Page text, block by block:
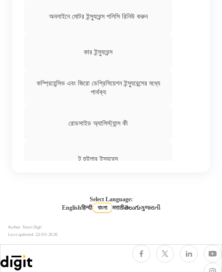
পুরনো বাইকের ইন্স্যুরেন্স
দৈনিক পরিবহন সুবিধা
থার্ড পার্টি বাইক ইন্স্যুরেন্স
অনলাইনে বাইক ইন্স্যুরেন্স রিনিউয়াল
মেয়াদোত্তীর্ণ বাইক ইন্স্যুরেন্স অনলাইনে রিনিউ করুন
অনলাইনে মোটর ইন্স্যুরেন্স পলিসি রিনিউ করুন
কার ইন্স্যুরেন্স
কম্প্রিহেন্সিভ এবং জিরো ডেপ্রিসিয়েশন ইন্স্যুরেন্সের মধ্যে
পার্থক্য
রোডসাইড অ্যাসিস্ট্যান্স কী
টু হুইলার ইন্স্যুরেন্স
Select Language:
Englishहिन्दी বাংলা मराठीతెలుగుગુજરાતી
Author: Team Digit
Last updated: 22-05-2026